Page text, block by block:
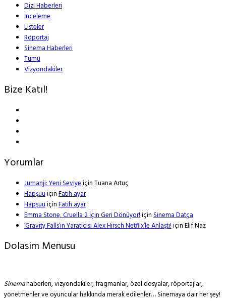
Dizi Haberleri
İnceleme
Listeler
Röportaj
Sinema Haberleri
Tümü
Vizyondakiler
Bize Katıl!
Yorumlar
Jumanji: Yeni SeviyeiçinTuana Artuç
HapşuuiçinFatih ayar
HapşuuiçinFatih ayar
Emma Stone, Cruella 2 İçin Geri Dönüyor!içinSinema Datça
‘Gravity Falls’ın Yaratıcısı Alex Hirsch Netflix’le Anlaştı!içinElif Naz
Dolasim Menusu
Sinemahaberleri, vizyondakiler, fragmanlar, özel dosyalar, röportajlar,
yönetmenler ve oyuncular hakkında merak edilenler… Sinemaya dair her şey!